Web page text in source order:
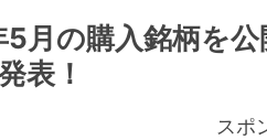
5月の購入銘柄を
表！
スポ